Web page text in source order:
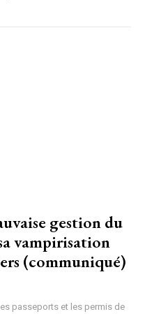
gestion du
vampirisation
(communiqué)
passeports et les permis de